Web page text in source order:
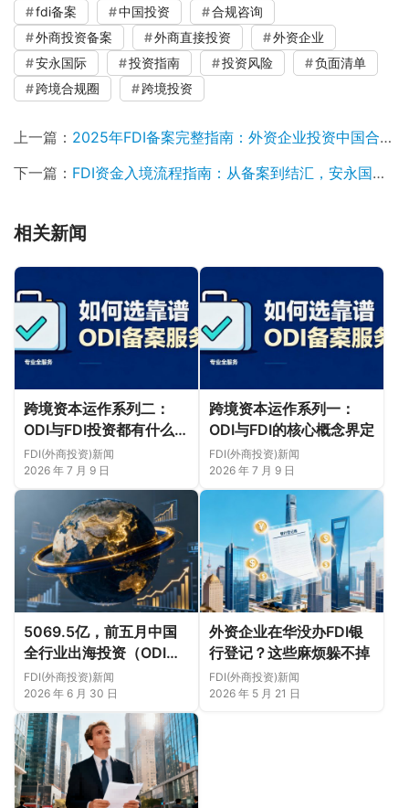
fdi备案 中国投资
合规咨询
外商投资备案
外商直接投资
外资企业
安永国际
投资指南 投资风险
负面清单
跨境合规圈
跨境投资
上一篇： 2025年FDI备案完整指南：外资企业投资中国合规要求详解及操作流程
下一篇： FDI资金入境流程指南：从备案到结汇，安永国际为您详解资本金账户与外汇登记核心要点
相关新闻
跨境资本运作系列二：
ODI与FDI投资都有什么限
制？
FDI(外商投资)新闻
2026 年 7 月 9 日
跨境资本运作系列一：
ODI与FDI的核心概念界定
FDI(外商投资)新闻
2026 年 7 月 9 日
5069.5亿，前五月中国
全行业出海投资（ODI）
合作概况
FDI(外商投资)新闻
2026 年 6 月 30 日
外资企业在华没办FDI银
行登记？这些麻烦躲不掉
FDI(外商投资)新闻
2026 年 5 月 21 日